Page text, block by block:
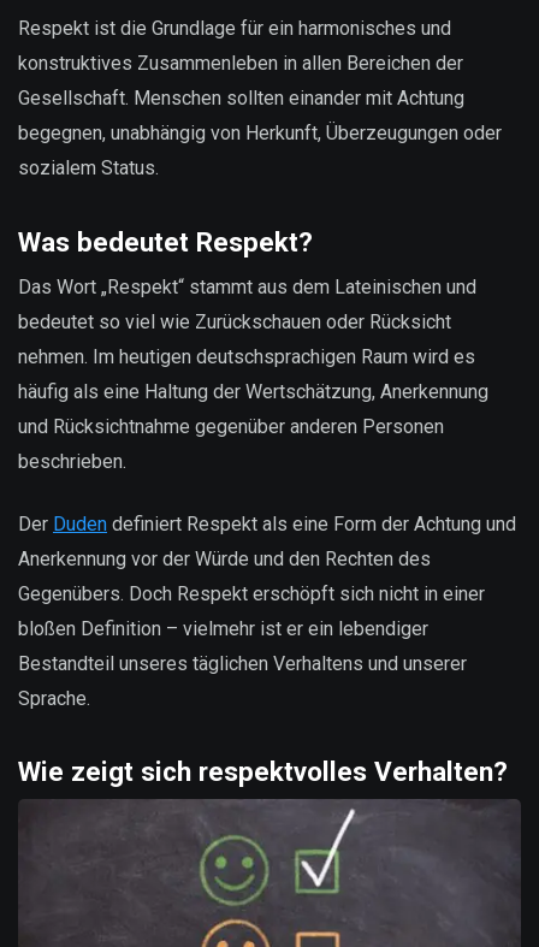
Respekt ist die Grundlage für ein harmonisches und
konstruktives Zusammenleben in allen Bereichen der
Gesellschaft. Menschen sollten einander mit Achtung
begegnen, unabhängig von Herkunft, Überzeugungen oder
sozialem Status.
Was bedeutet Respekt?
Das Wort „Respekt“ stammt aus dem Lateinischen und
bedeutet so viel wie Zurückschauen oder Rücksicht
nehmen. Im heutigen deutschsprachigen Raum wird es
häufig als eine Haltung der Wertschätzung, Anerkennung
und Rücksichtnahme gegenüber anderen Personen
beschrieben.
Der Duden definiert Respekt als eine Form der Achtung und
Anerkennung vor der Würde und den Rechten des
Gegenübers. Doch Respekt erschöpft sich nicht in einer
bloßen Definition – vielmehr ist er ein lebendiger
Bestandteil unseres täglichen Verhaltens und unserer
Sprache.
Wie zeigt sich respektvolles Verhalten?